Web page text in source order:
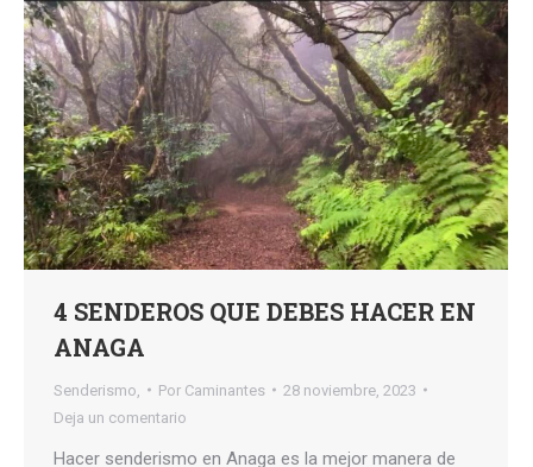
4 SENDEROS QUE DEBES HACER EN
ANAGA
Senderismo, Por Caminantes
28 noviembre, 2023
Deja un comentario
Hacer senderismo en Anaga es la mejor manera de